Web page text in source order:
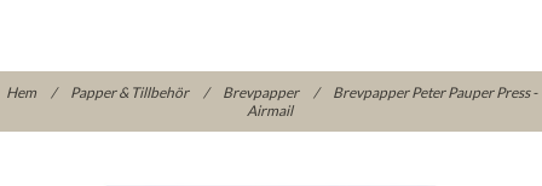
Hem / Papper & Tillbehör / Brevpapper /
Brevpapper Peter Pauper Press -
Airmail